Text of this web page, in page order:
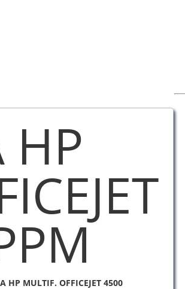
HP
HP MULTIF. OFFICEJET 4500